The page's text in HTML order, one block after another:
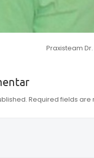
Praxisteam
Required fields are